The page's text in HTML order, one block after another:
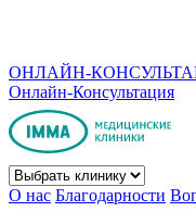
ОНЛАЙН-
Онлайн-Консультация
О нас Благодарности